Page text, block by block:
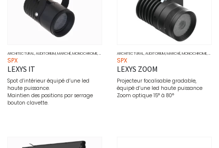
ARCHITECTURAL,AUDITORIUM,MARCHÉ,MONOCHROME,MUSÉO PONCTUEL,PROJECTEURS,SOURCE
SPX
LEXYS IT
Spot d’intérieur équipé d’une led
haute puissance.
Maintien des positions par serrage
bouton clavette.
ARCHITECTURAL,AUDITORIUM,MARCHÉ,MONOCHROME,MUSÉO
SPX
LEXYS ZOOM
Projecteur focalisable gradable,
équipé d’une led haute puissance
Zoom optique 15° à 80°